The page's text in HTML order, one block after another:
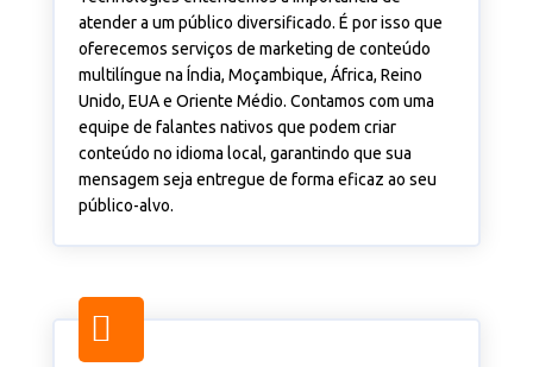
atender a um público diversificado. É por isso que
oferecemos serviços de marketing de conteúdo
multilíngue na Índia, Moçambique, África, Reino
Unido, EUA e Oriente Médio. Contamos com uma
equipe de falantes nativos que podem criar
conteúdo no idioma local, garantindo que sua
mensagem seja entregue de forma eficaz ao seu
público-alvo.